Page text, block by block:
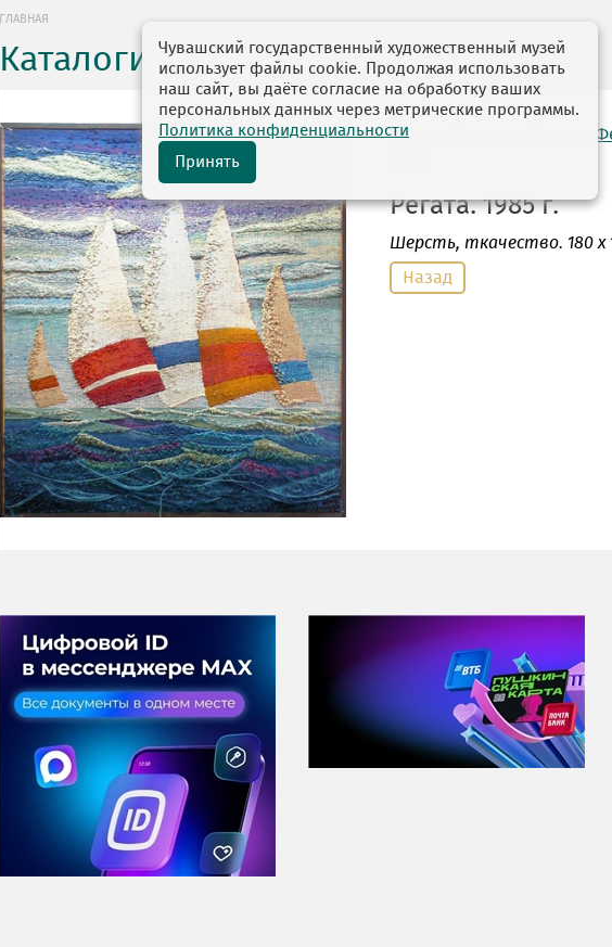
ГЛАВНАЯ
Каталоги выставок
автор: Торгашов Степан
Регата. 1985 г.
Шерсть, ткачество. 180 х
Назад
Чувашский государственный художественный музей
использует файлы cookie. Продолжая использовать
наш сайт, вы даёте согласие на обработку ваших
персональных данных через метрические программы.
Политика конфиденциальности
Принять